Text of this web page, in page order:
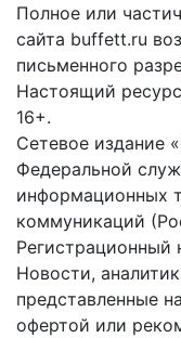
Полное или
сайта buffett.ru
письменного
Настоящий
16+.
Сетевое издание
Федеральной
информационных
коммуникаций
Новости,
представленные
офертой или